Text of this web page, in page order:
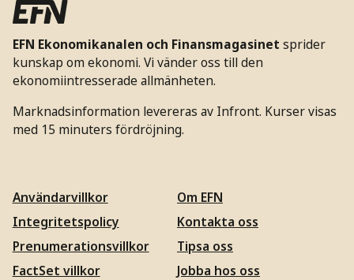
EFN Ekonomikanalen och Finansmagasinet sprider
kunskap om ekonomi. Vi vänder oss till den
ekonomiintresserade allmänheten.
Marknadsinformation levereras av Infront. Kurser visas
med 15 minuters fördröjning.
Användarvillkor
Integritetspolicy
Prenumerationsvillkor
FactSet villkor
Om EFN
Kontakta oss
Tipsa oss
Jobba hos oss